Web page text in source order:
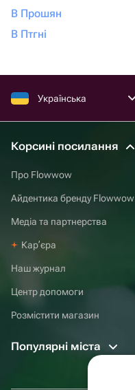
В Прошян
В Птгні
Українська
Корсині посилання
Про Flowwow
Айдентика бренду Flowwow
Медіа та партнерства
Карʼєра
Наш журнал
Центр допомоги
Розмістити магазин
Популярні міста